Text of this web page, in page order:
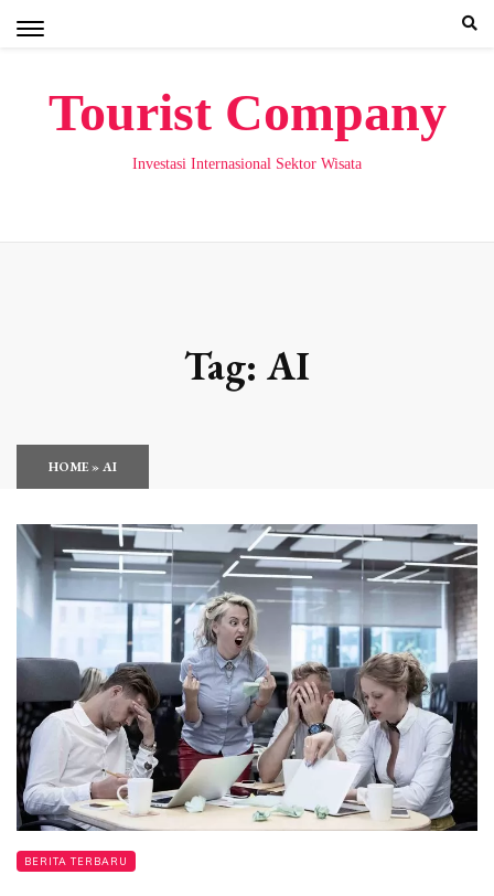
Tourist Company
Investasi Internasional Sektor Wisata
Tag: AI
HOME»AI
BERITA TERBARU